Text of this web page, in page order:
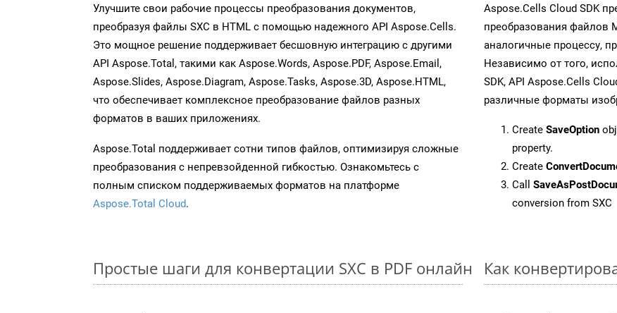
Улучшите свои рабочие процессы преобразования документов,
преобразуя файлы SXC в HTML с помощью надежного API Aspose.Cells.
Это мощное решение поддерживает бесшовную интеграцию с другими
API Aspose.Total, такими как Aspose.Words, Aspose.PDF, Aspose.Email,
Aspose.Slides, Aspose.Diagram, Aspose.Tasks, Aspose.3D, Aspose.HTML,
что обеспечивает комплексное преобразование файлов разных
форматов в ваших приложениях.
Aspose.Total поддерживает сотни типов файлов, оптимизируя сложные
преобразования с непревзойденной гибкостью. Ознакомьтесь с
полным списком поддерживаемых форматов на платформе
Aspose.Total Cloud.
Aspose.Cells Cloud SDK
преобразования файлов
аналогичные процессу,
Независимо от того,
SDK, API Aspose.Cells
различные форматы
Create SaveOption
property.
Create
Call
conversion from SXC
Простые шаги для конвертации SXC в PDF онлайн Как